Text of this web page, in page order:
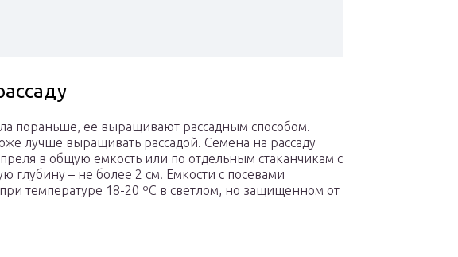
пораньше, ее выращивают рассадным способом.
лучше выращивать рассадой. Семена на рассаду
в общую емкость или по отдельным стаканчикам с
глубину – не более 2 см. Емкости с посевами
температуре 18-20 ºC в светлом, но защищенном от